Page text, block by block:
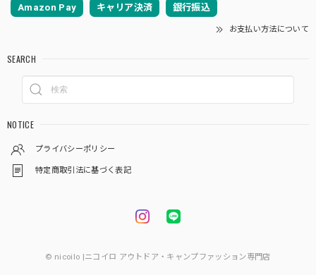
Amazon Pay キャリア決済 銀行振込
お支払い方法について
SEARCH
NOTICE
プライバシーポリシー
特定商取引法に基づく表記
© nicoilo |ニコイロ アウトドア・キャンプファッション専門店